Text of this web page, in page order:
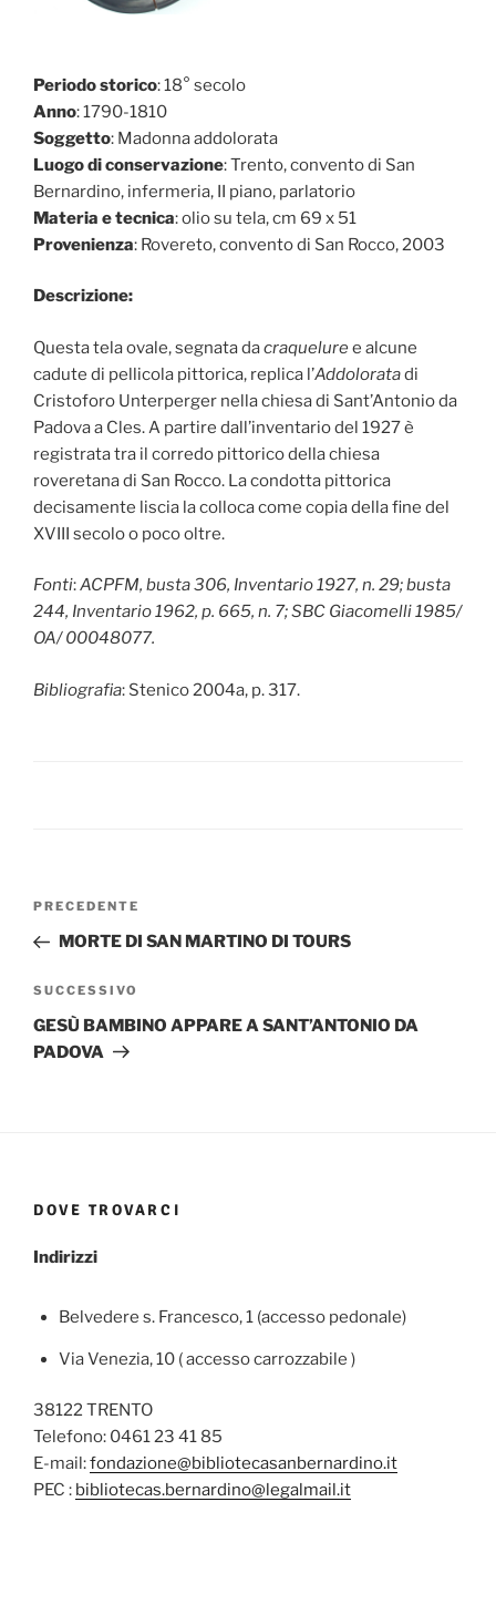
Periodo storico: 18° secolo
Anno: 1790-1810
Soggetto: Madonna addolorata
Luogo di conservazione: Trento, convento di San
Bernardino, infermeria, II piano, parlatorio
Materia e tecnica: olio su tela, cm 69 x 51
Provenienza: Rovereto, convento di San Rocco, 2003
Descrizione:
Questa tela ovale, segnata dacraqueluree alcune
cadute di pellicola pittorica, replica l’Addoloratadi
Cristoforo Unterperger nella chiesa di Sant’Antonio da
Padova a Cles. A partire dall’inventario del 1927 è
registrata tra il corredo pittorico della chiesa
roveretana di San Rocco. La condotta pittorica
decisamente liscia la colloca come copia della fine del
XVIII secolo o poco oltre.
Fonti:ACPFM, busta 306, Inventario 1927, n. 29; busta
244, Inventario 1962, p. 665, n. 7; SBC Giacomelli 1985/
OA/ 00048077.
Bibliografia: Stenico 2004a, p. 317.
Navigazione
Articolo
precedente:
PRECEDENTE
MORTE DI SAN MARTINO DI TOURS
Articolo
successivo
SUCCESSIVO
GESÙ BAMBINO APPARE A SANT’ANTONIO DA
PADOVA
DOVE TROVARCI
Indirizzi
Belvedere s. Francesco, 1 (accesso pedonale)
Via Venezia, 10 ( accesso carrozzabile )
38122 TRENTO
Telefono: 0461 23 41 85
E-mail:fondazione@bibliotecasanbernardino.it
PEC : bibliotecas.bernardino@legalmail.it